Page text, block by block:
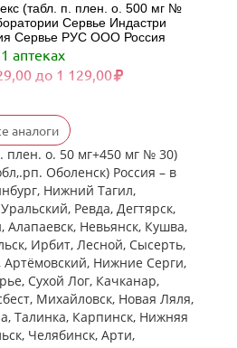
(табл. п. плен. о. 500 мг №
Сервье Индастри
Сервье РУС ООО Россия
аптеках
до 1 129,00
(табл. п. плен. о. 500 мг №
Сервье Индастри
Сервье РУС ООО Россия
аптеках
до 2 154,00
(табл. п. плен. о. 50 мг+450
Алиум АО (Московская
Оболенск) Россия
аптеках
до 1 174,00
аналоги
плен. о. 50 мг+450 мг № 30)
Оболенск) Россия – в
Нижний Тагил,
Ревда, Дегтярск,
Алапаевск, Невьянск, Кушва,
Ирбит, Лесной, Сысерть,
Нижние Cерги,
Сухой Лог, Качканар,
Михайловск, Новая Ляля,
Талинка, Карпинск, Нижняя
Челябинск, Арти,